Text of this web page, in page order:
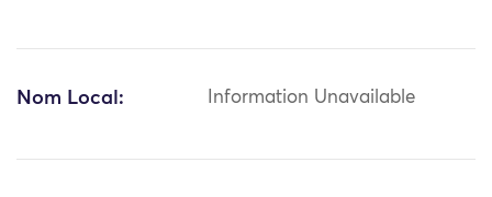
Nom Local: Information Unavailable